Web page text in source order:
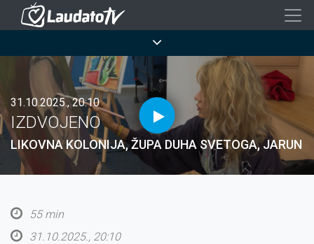
Skoči
sadržaj
31.10.2025., 20:10
IZDVOJENO
LIKOVNA KOLONIJA, ŽUPA DUHA SVETOGA, JARUN
55 min
31.10.2025., 20:10